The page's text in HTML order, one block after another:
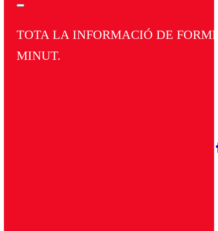
TOTA LA INFORMACIÓ DE
MINUT.